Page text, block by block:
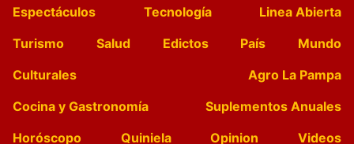
Espectáculos
Tecnología
Linea Abierta
Turismo
Salud Edictos País
Mundo
Culturales
Agro La Pampa
Cocina y Gastronomía
Suplementos Anuales
Horóscopo
Quiniela Opinion
Videos